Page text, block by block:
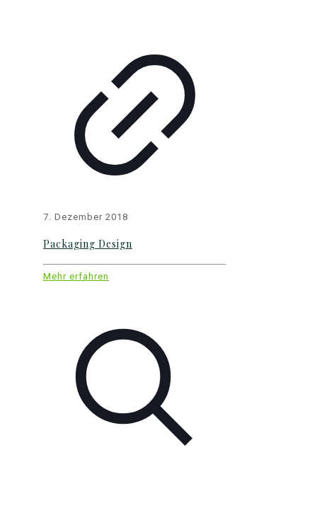
7. Dezember 2018
Packaging Design
Mehr erfahren